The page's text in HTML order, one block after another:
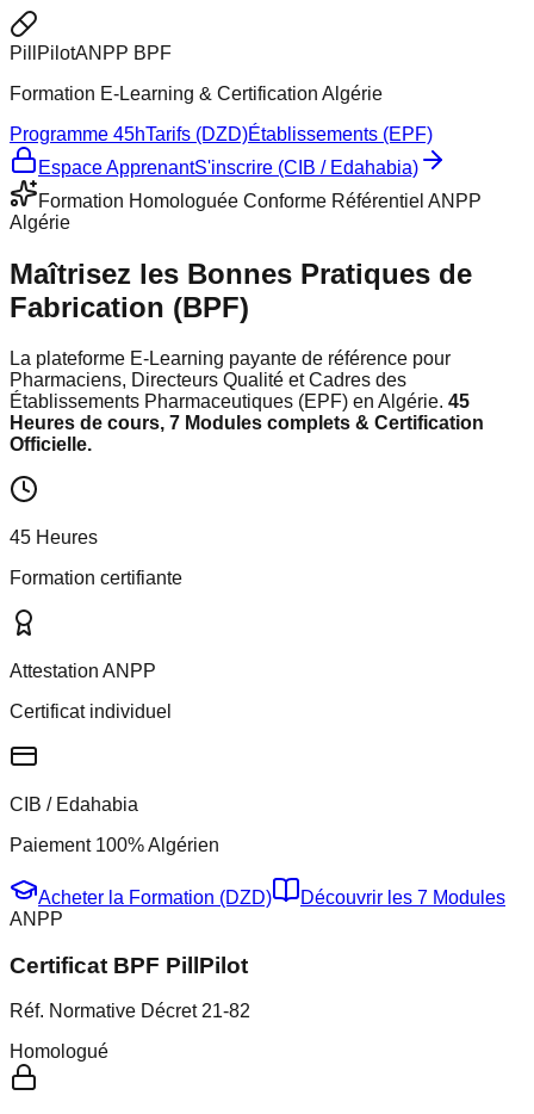
Pill PilotANPP BPF
Formation E-Learning & Certification Algérie
Programme 45hTarifs (DZD)Établissements (EPF)
Espace ApprenantS'inscrire (CIB / Edahabia)
Formation Homologuée Conforme Référentiel ANPP
Algérie
Maîtrisez les Bonnes Pratiques de
Fabrication (BPF)
La plateforme E-Learning payante de référence pour
Pharmaciens, Directeurs Qualité et Cadres des
Établissements Pharmaceutiques (EPF) en Algérie. 45
Heures de cours, 7 Modules complets & Certification
Officielle.
45 Heures
Formation certifiante
Attestation ANPP
Certificat individuel
CIB / Edahabia
Paiement 100% Algérien
Acheter la Formation (DZD)
Découvrir les 7 Modules
ANPP
Certificat BPF PillPilot
Réf. Normative Décret 21-82
Homologué